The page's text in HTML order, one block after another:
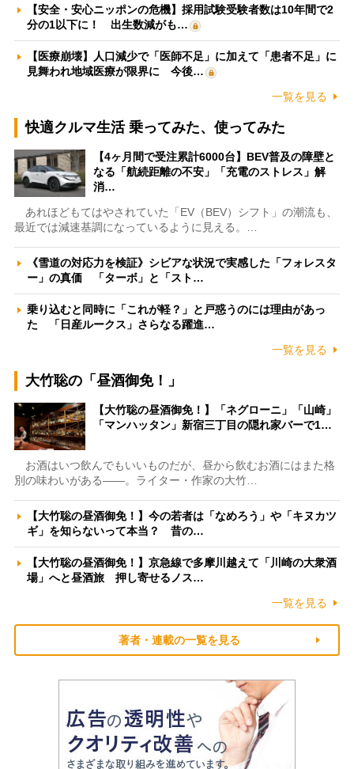
【安全・安心ニッポンの危機】採用試験受験者数は10年間で2
分の1以下に！ 出生数減がも…
【医療崩壊】人口減少で「医師不足」に加えて「患者不足」に
見舞われ地域医療が限界に 今後…
一覧を見る
快適クルマ生活 乗ってみた、使ってみた
【4ヶ月間で受注累計6000台】BEV普及の障壁と
なる「航続距離の不安」「充電のストレス」解
消…
あれほどもてはやされていた「EV（BEV）シフト」の潮流も、
最近では減速基調になっているように見える。…
《雪道の対応力を検証》シビアな状況で実感した「フォレスタ
ー」の真価 「ターボ」と「スト…
乗り込むと同時に「これが軽？」と戸惑うのには理由があっ
た 「日産ルークス」さらなる躍進…
一覧を見る
大竹聡の「昼酒御免！」
【大竹聡の昼酒御免！】「ネグローニ」「山崎」
「マンハッタン」新宿三丁目の隠れ家バーで1…
お酒はいつ飲んでもいいものだが、昼から飲むお酒にはまた格
別の味わいがある――。ライター・作家の大竹…
【大竹聡の昼酒御免！】今の若者は「なめろう」や「キヌカツ
ギ」を知らないって本当？ 昔の…
【大竹聡の昼酒御免！】京急線で多摩川越えて「川崎の大衆酒
場」へと昼酒旅 押し寄せるノス…
一覧を見る
著者・連載の一覧を見る